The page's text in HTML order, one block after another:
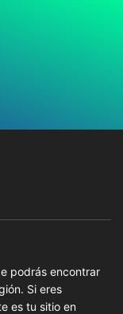
podrás encontrar
Si eres
es tu sitio en